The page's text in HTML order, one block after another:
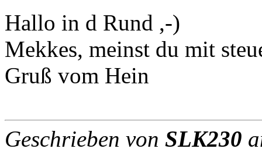
Hallo in d Rund ,-)
Mekkes, meinst du mit
Gruß vom Hein
Geschrieben von SLK230